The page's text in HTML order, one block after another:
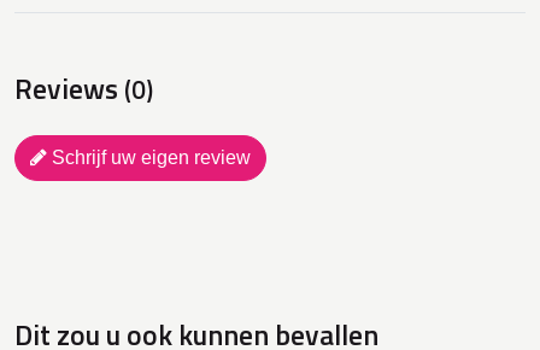
Reviews (0)
Schrijf uw eigen review
Dit zou u ook kunnen bevallen